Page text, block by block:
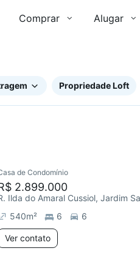
Comprar Alugar
Propriedade Loft
de Condomínio
2.899.000
540m² 6 6
Ver contato